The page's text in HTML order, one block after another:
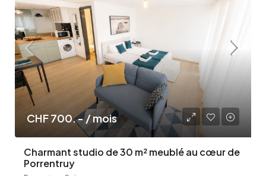
CHF 700. - / mois
Charmant studio de 30 m² meublé au cœur de
Porrentruy